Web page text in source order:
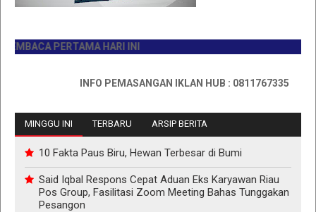
PERTAMA HARI INI
INFO PEMASANGAN IKLAN HUB : 0811767335
MINGGU INI TERBARU ARSIP BERITA
10 Fakta Paus Biru, Hewan Terbesar di Bumi
Said Iqbal Respons Cepat Aduan Eks Karyawan Riau
Pos Group, Fasilitasi Zoom Meeting Bahas Tunggakan
Pesangon